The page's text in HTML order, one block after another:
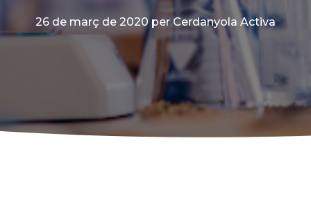
26 de març de 2020 per Cerdanyola Activa